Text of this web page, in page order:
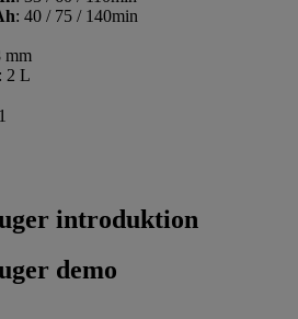
: 40 / 75 / 140min
mm
: 2 L
1
introduktion
demo